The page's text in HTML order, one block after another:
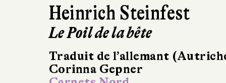
Heinrich Steinfest
Le Poil de la bête
Traduit de l’allemant
Corinna Gepner